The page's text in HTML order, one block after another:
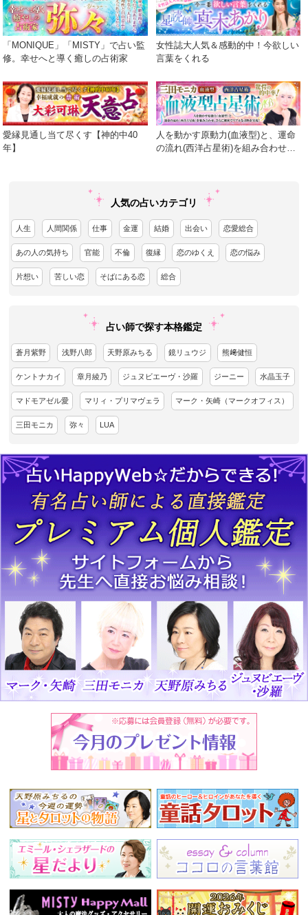
「MONIQUE」「MISTY」で占い監
修。幸せへと導く癒しの占術家
女性誌大人気＆感動的中！今欲しい
言葉をくれる
愛縁見通し当て尽くす【神的中40
年】
人を動かす原動力(血液型)と、運命
の流れ(西洋占星術)を組み合わせ、
人気の占いカテゴリ
人生 人間関係 仕事 金運 結婚 出会い 恋愛総合
あの人の気持ち 官能 不倫 復縁 恋のゆくえ 恋の悩み
片想い 苦しい恋 そばにある恋 総合
占い師で探す本格鑑定
蒼月紫野 浅野八郎 天野原みちる 鏡リュウジ 熊﨑健恒
ケントナカイ 章月綾乃 ジュヌビエーヴ・沙羅 ジーニー 水晶玉子
マドモアゼル愛 マリィ・プリマヴェラ マーク・矢崎（マークオフィス）
三田モニカ 弥々 LUA